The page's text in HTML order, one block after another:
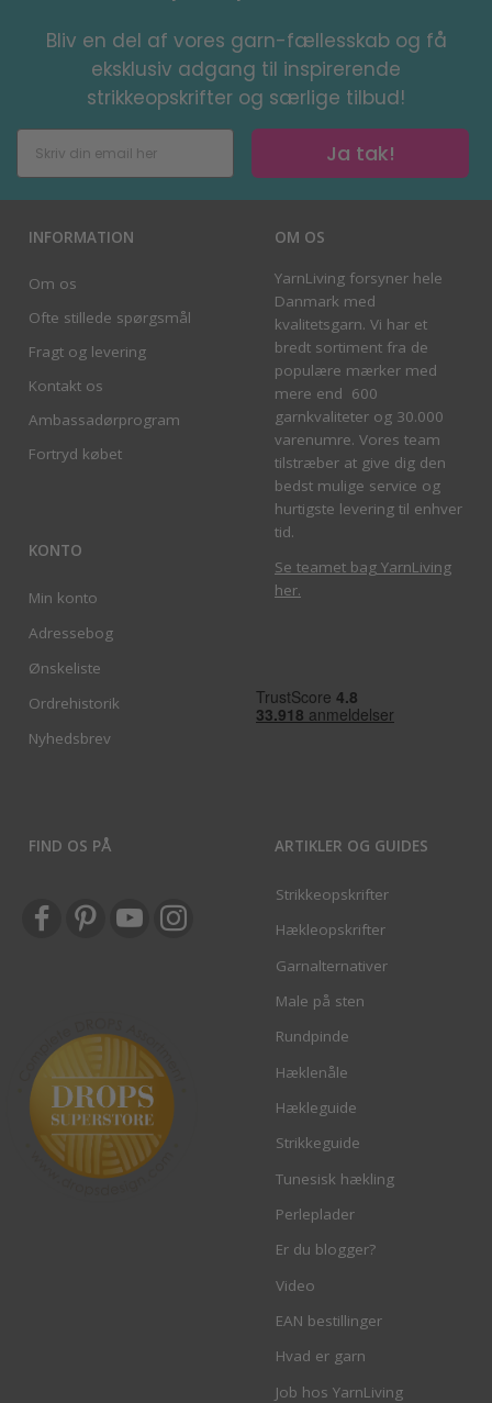
Bliv en del af vores garn-fællesskab og få
eksklusiv adgang til inspirerende
strikkeopskrifter og særlige tilbud!
Ja tak!
INFORMATION
Om os
Ofte stillede spørgsmål
Fragt og levering
Kontakt os
Ambassadørprogram
Fortryd købet
KONTO
Min konto
Adressebog
Ønskeliste
Ordrehistorik
Nyhedsbrev
OM OS
YarnLiving forsyner hele
Danmark med
kvalitetsgarn. Vi har et
bredt sortiment fra de
populære mærker med
mere end 600
garnkvaliteter og 30.000
varenumre. Vores team
tilstræber at give dig den
bedst mulige service og
hurtigste levering til enhver
tid.
Se teamet bag YarnLiving
her.
FIND OS PÅ ARTIKLER OG GUIDES
Strikkeopskrifter
Hækleopskrifter
Garnalternativer
Male på sten
Rundpinde
Hæklenåle
Hækleguide
Strikkeguide
Tunesisk hækling
Perleplader
Er du blogger?
Video
EAN bestillinger
Hvad er garn
Job hos YarnLiving